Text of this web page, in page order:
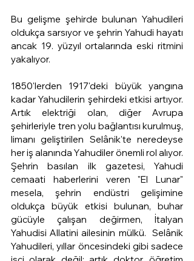
Bu gelişme şehirde bulunan Yahudileri
oldukça sarsıyor ve şehrin Yahudi hayatı
ancak 19. yüzyıl ortalarında eski ritmini
yakalıyor.
1850'lerden 1917'deki büyük yangına
kadar Yahudilerin şehirdeki etkisi artıyor.
Artık elektriği olan, diğer Avrupa
şehirleriyle tren yolu bağlantısı kurulmuş,
limanı geliştirilen Selânik'te neredeyse
her iş alanında Yahudiler önemli rol alıyor.
Şehrin basılan ilk gazetesi, Yahudi
cemaati haberlerini veren "El Lunar"
mesela, şehrin endüstri gelişimine
oldukça büyük etkisi bulunan, buhar
gücüyle çalışan değirmen, İtalyan
Yahudisi Allatini ailesinin mülkü.  Selânik
Yahudileri, yıllar öncesindeki gibi sadece